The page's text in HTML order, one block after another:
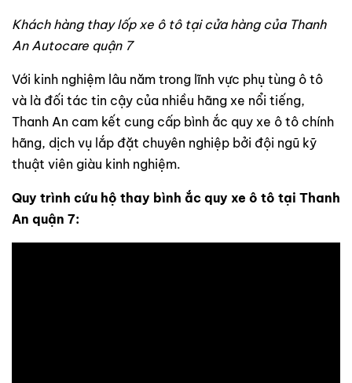
Khách hàng thay lốp xe ô tô tại cửa hàng của Thanh
An Autocare quận 7
Với kinh nghiệm lâu năm trong lĩnh vực phụ tùng ô tô
và là đối tác tin cậy của nhiều hãng xe nổi tiếng,
Thanh An cam kết cung cấp bình ắc quy xe ô tô chính
hãng, dịch vụ lắp đặt chuyên nghiệp bởi đội ngũ kỹ
thuật viên giàu kinh nghiệm.
Quy trình cứu hộ thay bình ắc quy xe ô tô tại Thanh
An quận 7: